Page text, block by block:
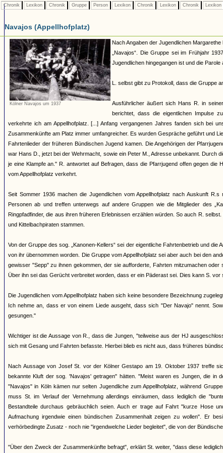
Chronik Lexikon Chronik Gruppe Person Lexikon Chronik Lexikon Chronik Lexikon
Navajos (Appellhofplatz)
Kölner Navajos um 1937
Nach Angaben der Jugendlichen
„Navajos“. Die Gruppe sei im Frühjahr
Jugendlichen hingegangen ist und die
L. selbst gibt zu Protokoll, dass die Gruppe
Ausführlicher äußert sich Hans R. in
berichtet, dass die eigentlichen Impulse
verkehrte ich am Appellhofplatz. [...] Anfang vergangenen Jahres fanden sich bei
Zusammenkünfte am Platz immer umfangreicher. Es wurden Gespräche geführt und
Fahrtenlieder der früheren Bündischen Jugend kamen. Die Angehörigen der
war Hans D., jetzt bei der Wehrmacht, sowie ein Peter M., Adresse unbekannt. Durch
je eine Klampfe an." R. antwortet auf Befragen, dass die Pfarrjugend offen gegen
vom Appellhofplatz verkehrt.
Seit Sommer 1936 machen die Jugendlichen vom Appellhofplatz nach Auskunft
Personen ab und treffen unterwegs auf andere Gruppen wie die Mitglieder des
Ringpfadfinder, die aus ihren früheren Erlebnissen erzählen würden. So auch R.
und Kittelbachpiraten stammen.
Von der Gruppe des sog. „Kanonen-Kellers“ sei der eigentliche Fahrtenbetrieb und
von ihr übernommen worden. Die Gruppe vom Appellhofplatz sei aber auch bei den
gewisser "Sepp" zu ihnen gekommen, der sie aufforderte, Fahrten mitzumachen
Über ihn sei das Gerücht verbreitet worden, dass er ein Päderast sei. Dies kann S. vor
Die Jugendlichen vom Appellhofplatz haben sich keine besondere Bezeichnung
Ich nehme an, dass er von einem Liede ausgeht, dass sich "Der Navajo" nennt.
gesungen."
Wichtiger ist die Aussage von R., dass die Jungen, "teilweise aus der HJ
sich mit Gesang und Fahrten befasste. Hierbei blieb es nicht aus, dass früheres
Nach Aussage von Josef St. vor der Kölner Gestapo am 19. Oktober 1937 treffe
bekannte Kluft der sog. 'Navajos' getragen" hätten. "Meist waren es Jungen, die in
"Navajos" in Köln kämen nur selten Jugendliche zum Appellhofplatz, während
muss St. im Verlauf der Vernehmung allerdings einräumen, dass lediglich die
Bestandteile durchaus gebräuchlich seien. Auch er trage auf Fahrt "kurze Hose
Aufmachung irgendwie einen bündischen Zusammenhalt zeigen zu wollen". Er
verhörbedingte Zusatz - noch nie "irgendwelche Lieder begleitet", die von der
"Über den Zweck der Zusammenkünfte befragt", erklärt St. weiter, "dass diese